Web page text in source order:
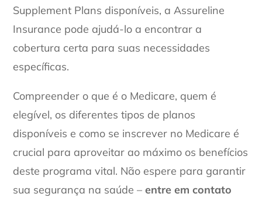
Supplement Plans disponíveis, a Assureline
Insurance pode ajudá-lo a encontrar a
cobertura certa para suas necessidades
específicas.
Compreender o que é o Medicare, quem é
elegível, os diferentes tipos de planos
disponíveis e como se inscrever no Medicare é
crucial para aproveitar ao máximo os benefícios
deste programa vital. Não espere para garantir
sua segurança na saúde –entre em contato